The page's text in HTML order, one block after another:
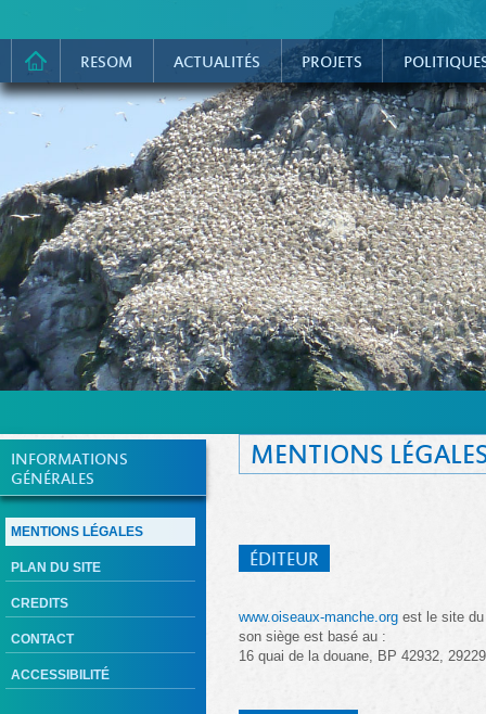
RESOM ACTUALITÉS PROJETS
INFORMATIONS
GÉNÉRALES
MENTIONS LÉGALES
PLAN DU SITE
CREDITS
CONTACT
ACCESSIBILITÉ
MENTIONS
ÉDITEUR
www.oiseaux-manche.org est le site
son siège est basé au :
16 quai de la douane, BP 42932,